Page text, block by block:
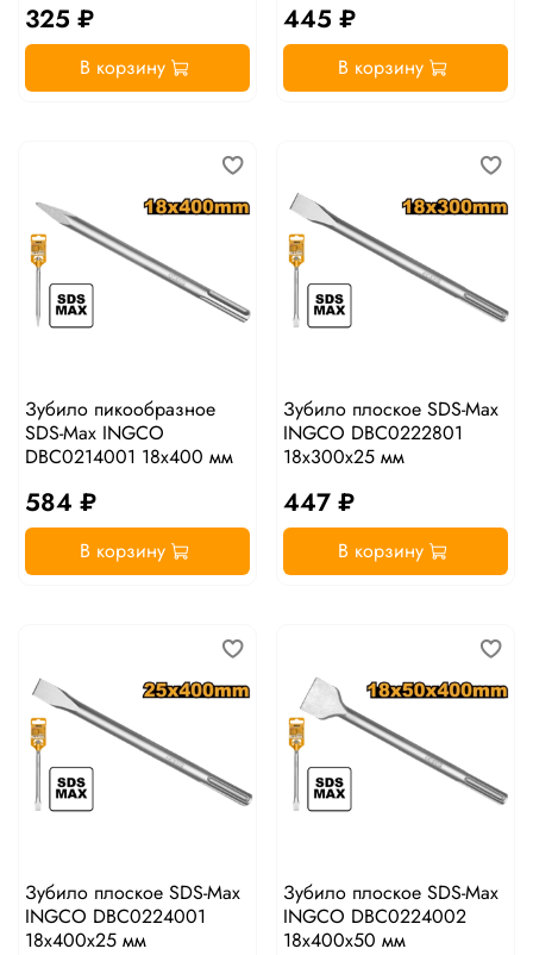
325 ₽
В корзину
445 ₽
В корзину
Зубило пикообразное
SDS-Max INGCO
DBC0214001 18x400 мм
584 ₽
В корзину
Зубило плоское SDS-Max
INGCO DBC0222801
18x300x25 мм
447 ₽
В корзину
Зубило плоское SDS-Max
INGCO DBC0224001
18х400х25 мм
Зубило плоское SDS-Max
INGCO DBC0224002
18х400х50 мм